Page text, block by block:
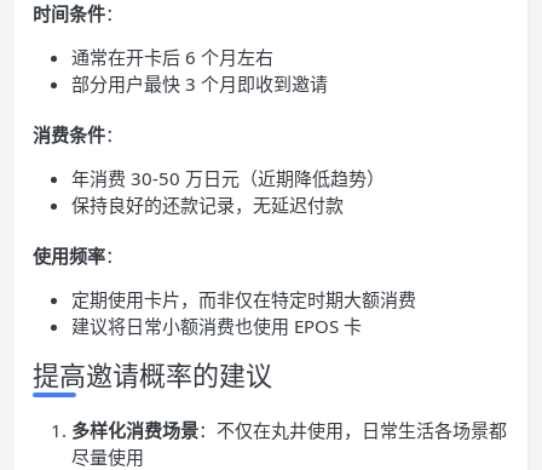
时间条件：
通常在开卡后 6 个月左右
部分用户最快 3 个月即收到邀请
消费条件：
年消费 30-50 万日元（近期降低趋势）
保持良好的还款记录，无延迟付款
使用频率：
定期使用卡片，而非仅在特定时期大额消费
建议将日常小额消费也使用 EPOS 卡
提高邀请概率的建议
多样化消费场景：不仅在丸井使用，日常生活各场景都
尽量使用